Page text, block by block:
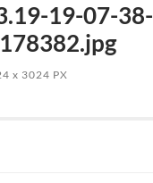
19-07-38-
x 3024 PX